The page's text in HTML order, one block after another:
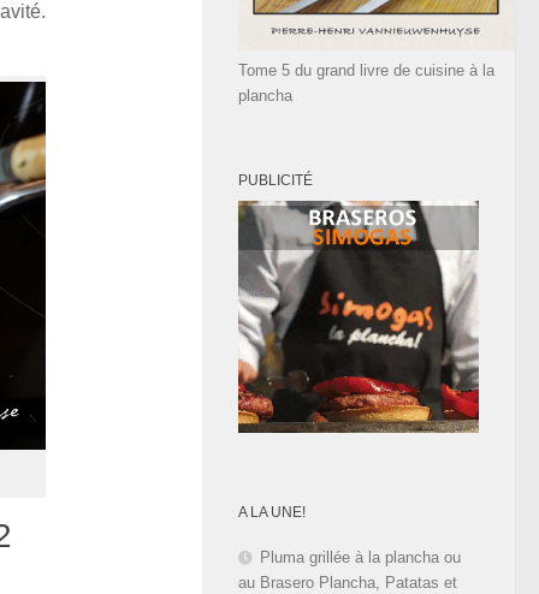
Tome 5 du grand livre de cuisine à la
plancha
PUBLICITÉ
A LA UNE!
Pluma grillée à la plancha ou
au Brasero Plancha, Patatas et